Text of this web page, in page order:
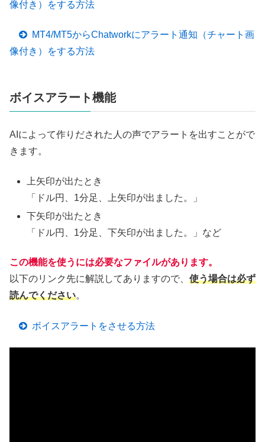
像付き）をする方法
MT4/MT5からChatworkにアラート通知（チャート画
像付き）をする方法
ボイスアラート機能
AIによって作りだされた人の声でアラートを出すことがで
きます。
上矢印が出たとき
「ドル円、1分足、上矢印が出ました。」
下矢印が出たとき
「ドル円、1分足、下矢印が出ました。」など
この機能を使うには必要なファイルがあります。
以下のリンク先に解説してありますので、 使う場合は必ず
読んでください。
ボイスアラートをさせる方法